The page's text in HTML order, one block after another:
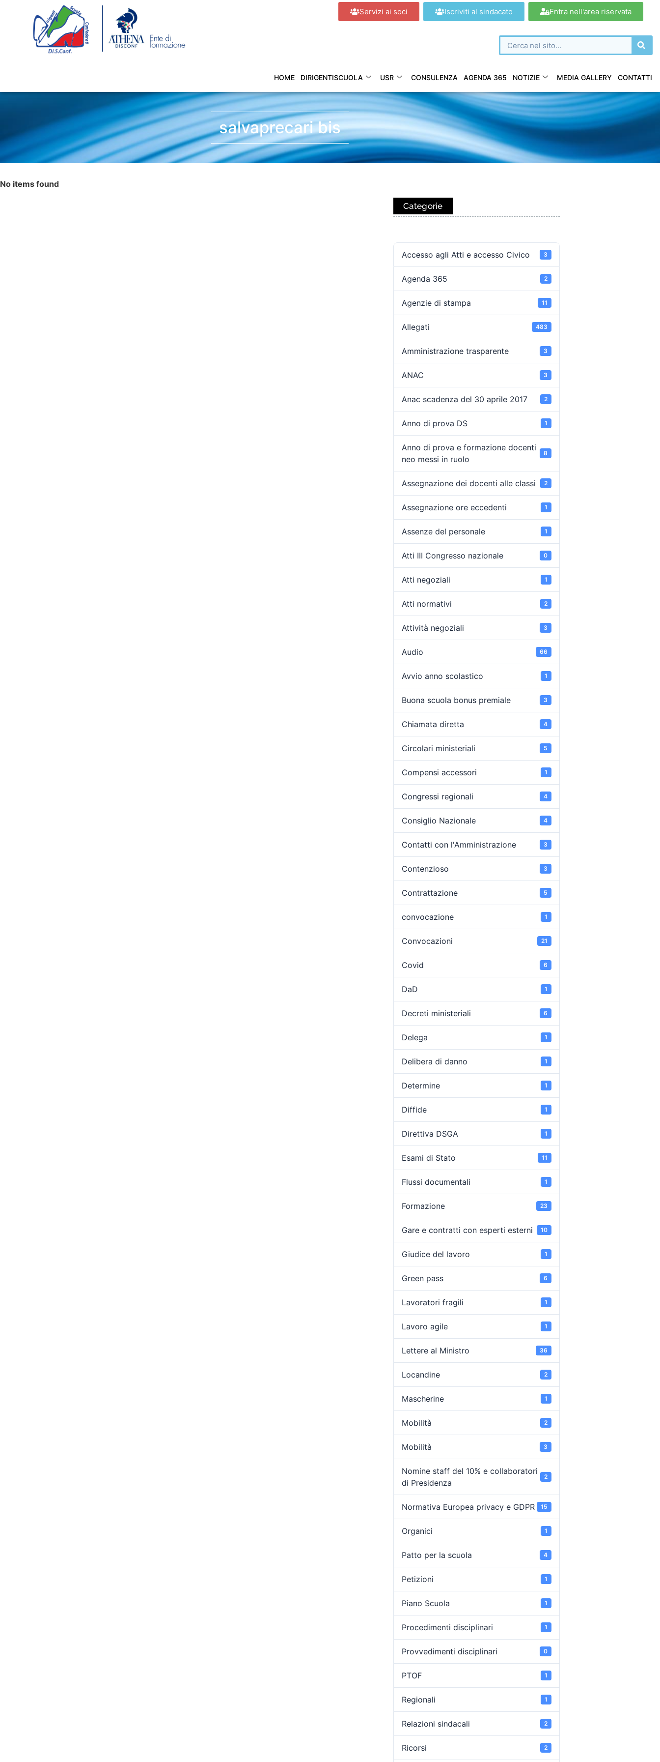
Servizi ai soci Iscriviti al sindacato Entra nell'area riservata
HOME DIRIGENTISCUOLA USR CONSULENZA AGENDA 365 NOTIZIE MEDIA GALLERY CONTATTI
salvaprecari bis
No items found
Categorie
Accesso agli Atti e accesso Civico 3
Agenda 365 2
Agenzie di stampa 11
Allegati 483
Amministrazione trasparente 3
ANAC 3
Anac scadenza del 30 aprile 2017 2
Anno di prova DS 1
Anno di prova e formazione docenti
neo messi in ruolo
8
Assegnazione dei docenti alle classi 2
Assegnazione ore eccedenti 1
Assenze del personale 1
Atti III Congresso nazionale 0
Atti negoziali 1
Atti normativi 2
Attività negoziali 3
Audio 66
Avvio anno scolastico 1
Buona scuola bonus premiale 3
Chiamata diretta 4
Circolari ministeriali 5
Compensi accessori 1
Congressi regionali 4
Consiglio Nazionale 4
Contatti con l'Amministrazione 3
Contenzioso 3
Contrattazione 5
convocazione 1
Convocazioni 21
Covid 6
DaD 1
Decreti ministeriali 6
Delega 1
Delibera di danno 1
Determine 1
Diffide 1
Direttiva DSGA 1
Esami di Stato 11
Flussi documentali 1
Formazione 23
Gare e contratti con esperti esterni 10
Giudice del lavoro 1
Green pass 6
Lavoratori fragili 1
Lavoro agile 1
Lettere al Ministro 36
Locandine 2
Mascherine 1
Mobilità 2
Mobilità 3
Nomine staff del 10% e collaboratori
di Presidenza
2
Normativa Europea privacy e GDPR 15
Organici 1
Patto per la scuola 4
Petizioni 1
Piano Scuola 1
Procedimenti disciplinari 1
Provvedimenti disciplinari 0
PTOF 1
Regionali 1
Relazioni sindacali 2
Ricorsi 2